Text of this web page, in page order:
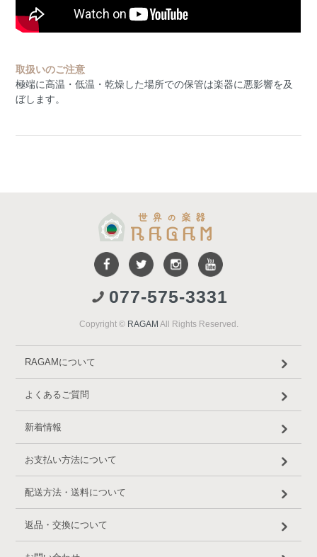
取扱いのご注意
極端に高温・低温・乾燥した場所での保管は楽器に悪影響を及
ぼします。
077-575-3331
Copyright © RAGAM All Rights Reserved.
RAGAMについて
よくあるご質問
新着情報
お支払い方法について
配送方法・送料について
返品・交換について